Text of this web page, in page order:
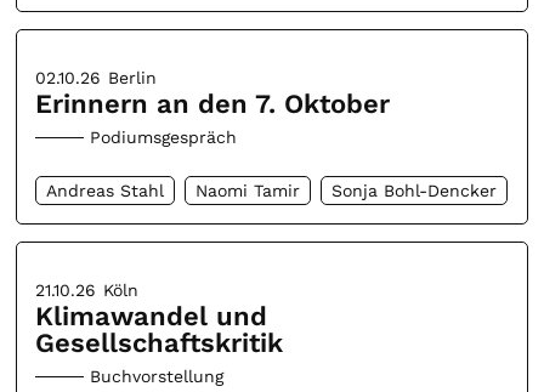
02.10.26 Berlin
Erinnern an den 7. Oktober
Podiumsgespräch
Andreas Stahl Naomi Tamir Sonja Bohl-Dencker
21.10.26 Köln
Klimawandel und
Gesellschaftskritik
Buchvorstellung